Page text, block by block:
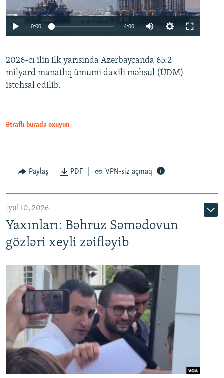
Auto 240p 360p 480p
0:00 4:00
360p
480p
2026-cı ilin ilk yarısında Azərbaycanda 65.2
milyard manatlıq ümumi daxili məhsul (ÜDM)
istehsal edilib.
Ətraflı burada oxuyun
Paylaş PDF VPN-siz açmaq
İyul 10, 2026
Yaxınları: Bəhruz Səmədovun
gözləri xeyli zəifləyib